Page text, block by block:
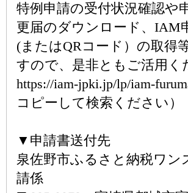
特例申請の受付状況確認や
更届のダウンロード、IAM
(またはQRコード）の取得
すので、是非ともご活用く
https://iam-jpki.jp/lp/iam-
コピーして検索ください）
▼申請書送付先
泉佐野市ふるさと納税ワン
請係